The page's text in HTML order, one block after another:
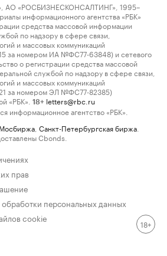
«РОСБИЗНЕСКОНСАЛТИНГ», 1995–
информационного агентства «РБК»
средства массовой информации
по надзору в сфере связи,
и массовых коммуникаций
за номером ИА №ФС77-63848) и сетевого
о регистрации средства массовой
службой по надзору в сфере связи,
и массовых коммуникаций
за номером ЭЛ №ФС77-82385)
«РБК».
18+ letters@rbc.ru
информационное агентство «РБК».
Мосбиржа Санкт-Петербургская биржа
Cbonds.
прав
персональных данных
cookie
18+